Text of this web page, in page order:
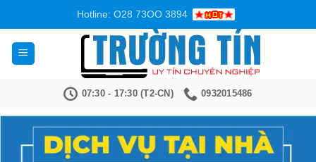
nội
dung
Hotline: O28 73OO 3894
07:30 - 17:30 (T2-CN) 0932015486